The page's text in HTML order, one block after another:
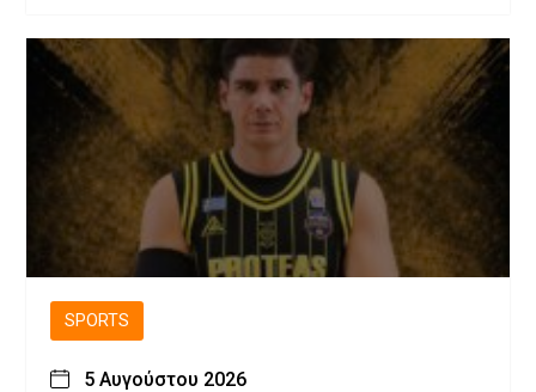
SPORTS
5 Αυγούστου 2026